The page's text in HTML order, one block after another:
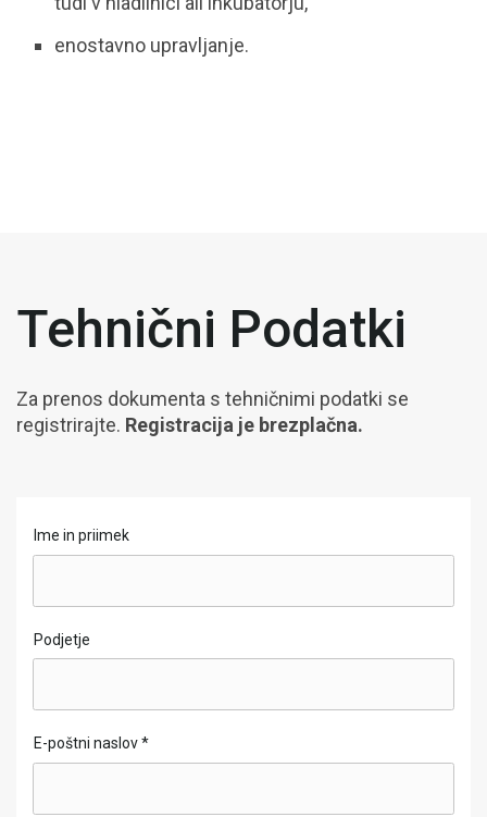
enostavno upravljanje.
Tehnični Podatki
Za prenos dokumenta s tehničnimi podatki se
registrirajte. Registracija je brezplačna.
Ime in priimek
Podjetje
E-poštni naslov*